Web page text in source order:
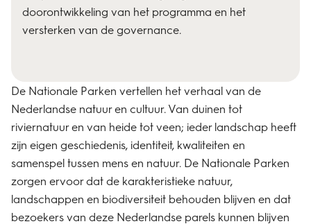
doorontwikkeling van het programma en het
versterken van de governance.
De Nationale Parken vertellen het verhaal van de
Nederlandse natuur en cultuur. Van duinen tot
riviernatuur en van heide tot veen; ieder landschap heeft
zijn eigen geschiedenis, identiteit, kwaliteiten en
samenspel tussen mens en natuur. De Nationale Parken
zorgen ervoor dat de karakteristieke natuur,
landschappen en biodiversiteit behouden blijven en dat
bezoekers van deze Nederlandse parels kunnen blijven